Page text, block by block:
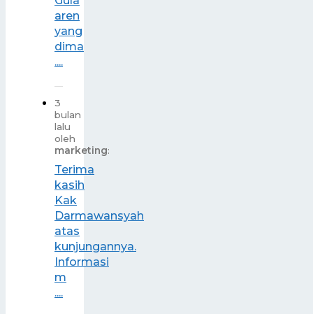
aren
yang
dima
....
3
bulan
lalu
oleh
marketing:
Terima
kasih
Kak
Darmawansyah
atas
kunjungannya.
Informasi
m
....